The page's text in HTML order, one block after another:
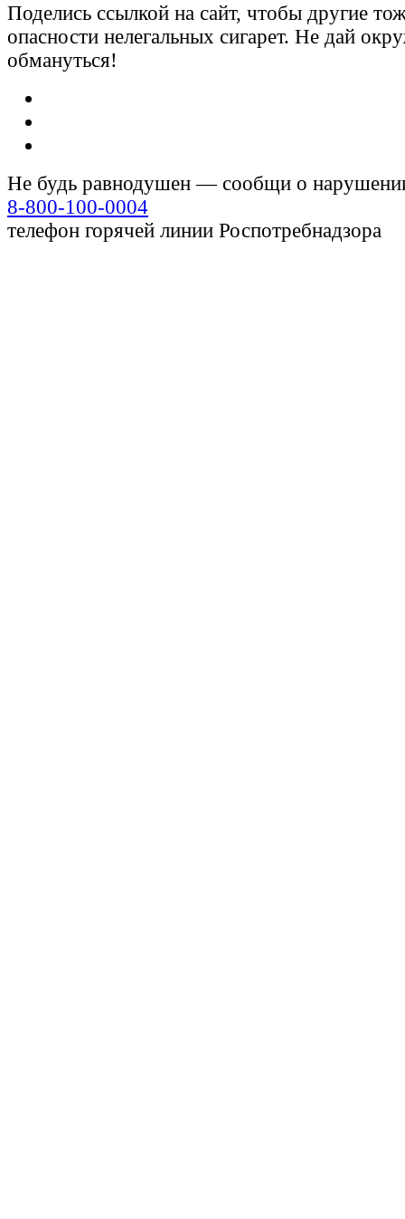
Поделись ссылкой на сайт, чтобы другие
опасности нелегальных сигарет. Не дай
обмануться!
Не будь равнодушен — сообщи о
8-800-100-0004
телефон горячей линии Роспотребнадзора